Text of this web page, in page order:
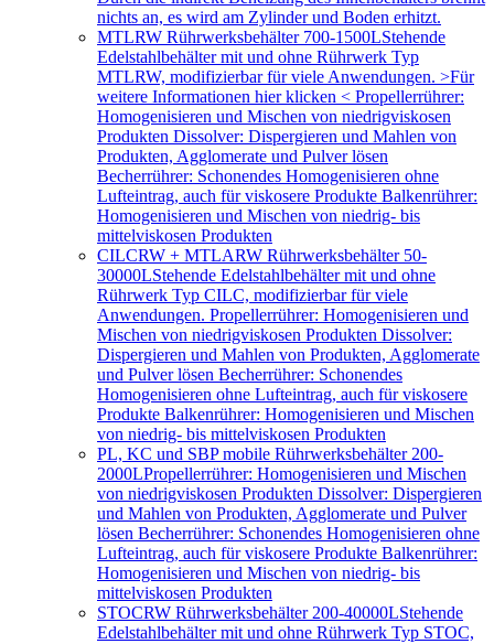
nichts an, es wird am Zylinder und Boden erhitzt.
MTLRW Rührwerksbehälter 700-1500LStehende
Edelstahlbehälter mit und ohne Rührwerk Typ
MTLRW, modifizierbar für viele Anwendungen. >Für
weitere Informationen hier klicken < Propellerrührer:
Homogenisieren und Mischen von niedrigviskosen
Produkten Dissolver: Dispergieren und Mahlen von
Produkten, Agglomerate und Pulver lösen
Becherrührer: Schonendes Homogenisieren ohne
Lufteintrag, auch für viskosere Produkte Balkenrührer:
Homogenisieren und Mischen von niedrig- bis
mittelviskosen Produkten
CILCRW + MTLARW Rührwerksbehälter 50-
30000LStehende Edelstahlbehälter mit und ohne
Rührwerk Typ CILC, modifizierbar für viele
Anwendungen. Propellerrührer: Homogenisieren und
Mischen von niedrigviskosen Produkten Dissolver:
Dispergieren und Mahlen von Produkten, Agglomerate
und Pulver lösen Becherrührer: Schonendes
Homogenisieren ohne Lufteintrag, auch für viskosere
Produkte Balkenrührer: Homogenisieren und Mischen
von niedrig- bis mittelviskosen Produkten
PL, KC und SBP mobile Rührwerksbehälter 200-
2000LPropellerrührer: Homogenisieren und Mischen
von niedrigviskosen Produkten Dissolver: Dispergieren
und Mahlen von Produkten, Agglomerate und Pulver
lösen Becherrührer: Schonendes Homogenisieren ohne
Lufteintrag, auch für viskosere Produkte Balkenrührer:
Homogenisieren und Mischen von niedrig- bis
mittelviskosen Produkten
STOCRW Rührwerksbehälter 200-40000LStehende
Edelstahlbehälter mit und ohne Rührwerk Typ STOC,